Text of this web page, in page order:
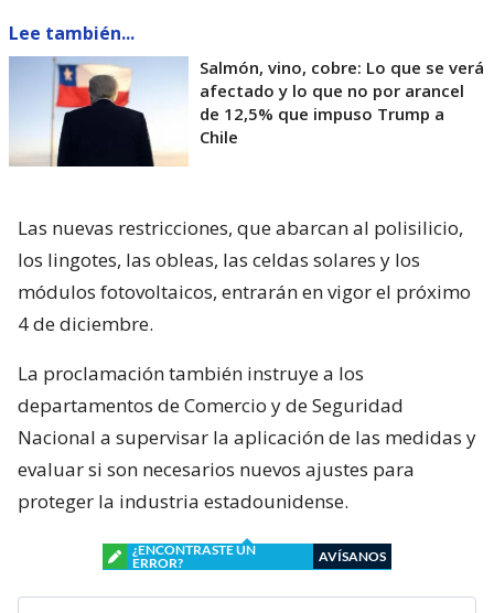
Lee también...
Salmón, vino, cobre: Lo que se verá
afectado y lo que no por arancel
de 12,5% que impuso Trump a
Chile
Las nuevas restricciones, que abarcan al polisilicio,
los lingotes, las obleas, las celdas solares y los
módulos fotovoltaicos, entrarán en vigor el próximo
4 de diciembre.
La proclamación también instruye a los
departamentos de Comercio y de Seguridad
Nacional a supervisar la aplicación de las medidas y
evaluar si son necesarios nuevos ajustes para
proteger la industria estadounidense.
¿ENCONTRASTE UN
ERROR?
AVÍSANOS